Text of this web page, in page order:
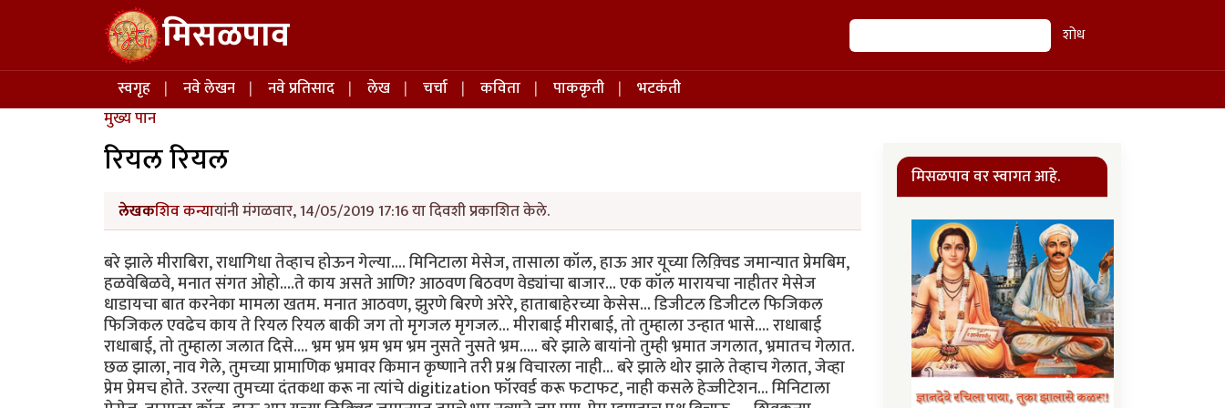
Skip to main content मिसळपाव शोध शोध
Main navigation
स्वगृह नवे लेखन नवे प्रतिसाद लेख चर्चा कविता पाककृती
भटकंती
मुख्य पान
रियल रियल
लेखकशिव कन्यायांनी मंगळवार, 14/05/2019 17:16 या दिवशी प्रकाशित केले.
बरे झाले मीराबिरा, राधागिधा तेव्हाच होऊन गेल्या.... मिनिटाला मेसेज, तासाला कॉल, हाऊ आर यूच्या लिक़्विड जमान्यात प्रेमबिम,
हळवेबिळवे, मनात संगत ओहो....ते काय असते आणि? आठवण बिठवण वेड्यांचा बाजार... एक कॉल मारायचा नाहीतर मेसेज
धाडायचा बात करनेका मामला खतम. मनात आठवण, झुरणे बिरणे अरेरे, हाताबाहेरच्या केसेस... डिजीटल डिजीटल फिजिकल
फिजिकल एवढेच काय ते रियल रियल बाकी जग तो मृगजल मृगजल... मीराबाई मीराबाई, तो तुम्हाला उन्हात भासे.... राधाबाई
राधाबाई, तो तुम्हाला जलात दिसे.... भ्रम भ्रम भ्रम भ्रम भ्रम नुसते नुसते भ्रम..... बरे झाले बायांनो तुम्ही भ्रमात जगलात, भ्रमातच गेलात.
छळ झाला, नाव गेले, तुमच्या प्रामाणिक भ्रमावर किमान कृष्णाने तरी प्रश्न विचारला नाही... बरे झाले थोर झाले तेव्हाच गेलात, जेव्हा
प्रेम प्रेमच होते. उरल्या तुमच्या दंतकथा करू ना त्यांचे digitization फॉरवर्ड करू फटाफट, नाही कसले हेज्जीटेशन... मिनिटाला
मिसळपाव वर स्वागत आहे.